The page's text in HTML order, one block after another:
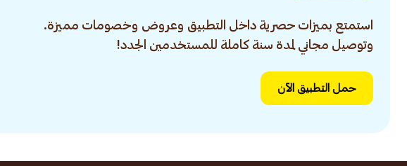
استمتع بميزات حصرية داخل التطبيق وعروض وخصومات مميزة.
وتوصيل مجاني لمدة سنة كاملة للمستخدمين الجدد!
حمل التطبيق الآن